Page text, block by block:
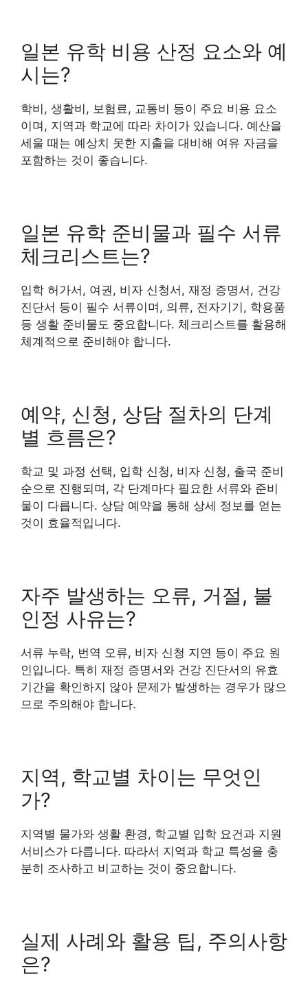
일본 유학 비용 산정 요소와 예
시는?
학비, 생활비, 보험료, 교통비 등이 주요 비용 요소
이며, 지역과 학교에 따라 차이가 있습니다. 예산을
세울 때는 예상치 못한 지출을 대비해 여유 자금을
포함하는 것이 좋습니다.
일본 유학 준비물과 필수 서류
체크리스트는?
입학 허가서, 여권, 비자 신청서, 재정 증명서, 건강
진단서 등이 필수 서류이며, 의류, 전자기기, 학용품
등 생활 준비물도 중요합니다. 체크리스트를 활용해
체계적으로 준비해야 합니다.
예약, 신청, 상담 절차의 단계
별 흐름은?
학교 및 과정 선택, 입학 신청, 비자 신청, 출국 준비
순으로 진행되며, 각 단계마다 필요한 서류와 준비
물이 다릅니다. 상담 예약을 통해 상세 정보를 얻는
것이 효율적입니다.
자주 발생하는 오류, 거절, 불
인정 사유는?
서류 누락, 번역 오류, 비자 신청 지연 등이 주요 원
인입니다. 특히 재정 증명서와 건강 진단서의 유효
기간을 확인하지 않아 문제가 발생하는 경우가 많으
므로 주의해야 합니다.
지역, 학교별 차이는 무엇인
가?
지역별 물가와 생활 환경, 학교별 입학 요건과 지원
서비스가 다릅니다. 따라서 지역과 학교 특성을 충
분히 조사하고 비교하는 것이 중요합니다.
실제 사례와 활용 팁, 주의사항
은?